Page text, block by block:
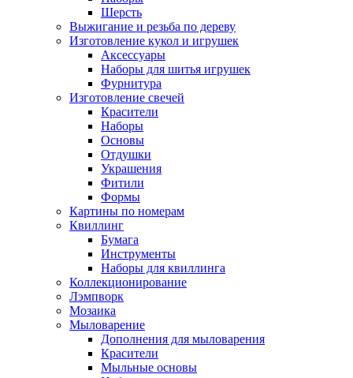
Шерсть
Выжигание и резьба по дереву
Изготовление кукол и игрушек
Аксессуары
Наборы для шитья игрушек
Фурнитура
Изготовление свечей
Красители
Наборы
Основы
Отдушки
Украшения
Фитили
Формы
Картины по номерам
Квиллинг
Бумага
Инструменты
Наборы для квиллинга
Коллекционирование
Лэмпворк
Мозаика
Мыловарение
Дополнения для мыловарения
Красители
Мыльные основы